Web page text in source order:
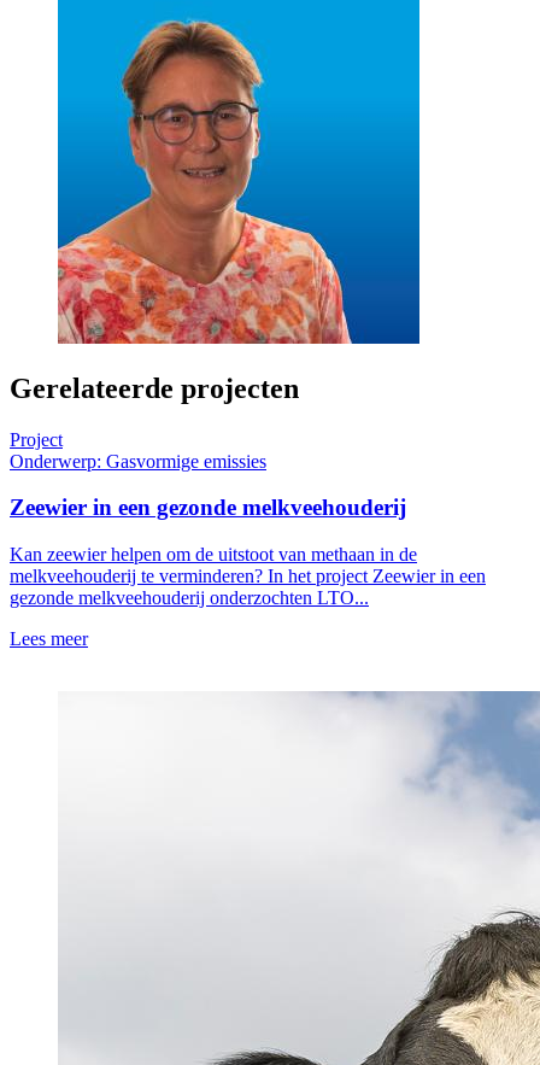
Gerelateerde projecten
Project
Onderwerp: Gasvormige emissies
Zeewier in een gezonde melkveehouderij
Kan zeewier helpen om de uitstoot van methaan in de
melkveehouderij te verminderen? In het project Zeewier in een
gezonde melkveehouderij onderzochten LTO...
Lees meer